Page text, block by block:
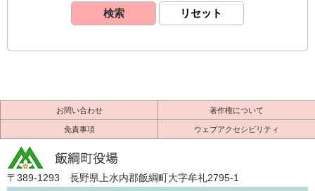
お問い合わせ 著作権について
免責事項 ウェブアクセシビリティ
〒389-1293 長野県上水内郡飯綱町大字牟礼2795-1